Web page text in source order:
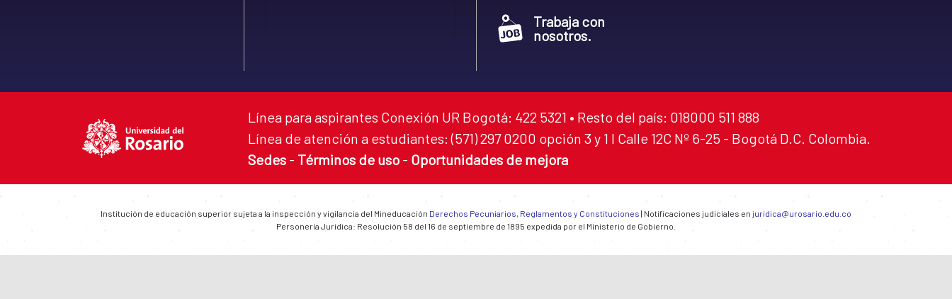
Trabaja con
nosotros.
Línea para aspirantes Conexión UR Bogotá: 422 5321 • Resto del país: 018000 511 888
Línea de atención a estudiantes: (571) 297 0200 opción 3 y 1 I Calle 12C Nº 6-25 - Bogotá D.C. Colombia.
Sedes - Términos de uso - Oportunidades de mejora
Institución de educación superior sujeta a la inspección y vigilancia del Mineducación Derechos Pecuniarios, Reglamentos y Constituciones | Notificaciones judiciales en juridica@urosario.edu.co
Personería Jurídica: Resolución 58 del 16 de septiembre de 1895 expedida por el Ministerio de Gobierno.